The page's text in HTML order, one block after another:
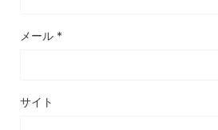
メール *
サイト